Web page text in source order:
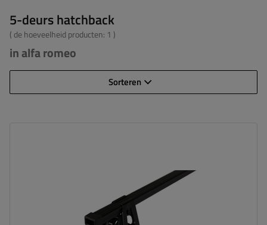
5-deurs hatchback
( de hoeveelheid producten: 1 )
in alfa romeo
Sorteren